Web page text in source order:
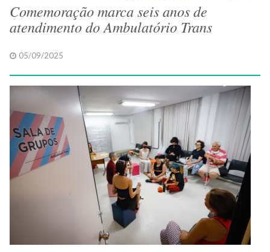
Comemoração marca seis anos de
atendimento do Ambulatório Trans
05/09/2025